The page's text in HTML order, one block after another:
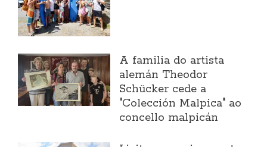
A familia do artista
alemán Theodor
Schücker cede a
"Colección Malpica" ao
concello malpicán